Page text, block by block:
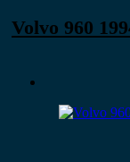
Volvo 960